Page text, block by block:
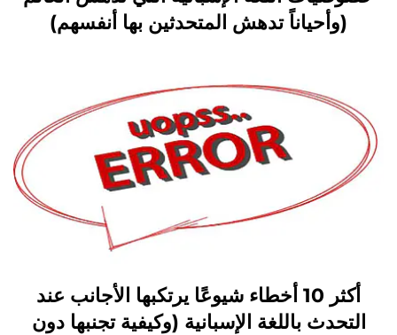
(وأحياناً تدهش المتحدثين بها أنفسهم)
أكثر 10 أخطاء شيوعًا يرتكبها الأجانب عند
التحدث باللغة الإسبانية (وكيفية تجنبها دون